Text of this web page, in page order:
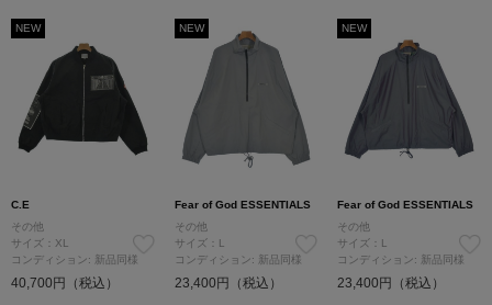
NEW
C.E
その他
サイズ：XL
コンディション: 新品同様
40,700円（税込）
NEW
Fear of God ESSENTIALS
その他
サイズ：L
コンディション: 新品同様
23,400円（税込）
NEW
Fear of God ESSENTIALS
その他
サイズ：L
コンディション: 新品同様
23,400円（税込）